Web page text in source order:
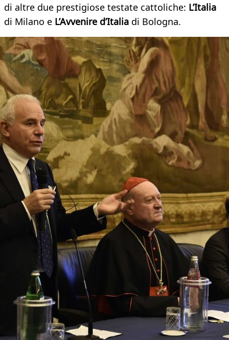
di altre due prestigiose testate cattoliche: L’Italia
di Milano e L’Avvenire d’Italia di Bologna.